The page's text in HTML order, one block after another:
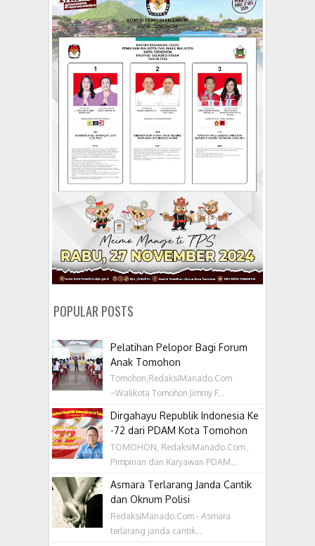
POPULAR POSTS
Pelatihan Pelopor Bagi Forum
Anak Tomohon
Tomohon,RedaksiManado.Com
~Walikota Tomohon Jimmy F...
Dirgahayu Republik Indonesia Ke
-72 dari PDAM Kota Tomohon
TOMOHON, RedaksiManado.Com ,
Pimpinan dan Karyawan PDAM...
Asmara Terlarang Janda Cantik
dan Oknum Polisi
RedaksiManado.Com - Asmara
terlarang janda cantik...